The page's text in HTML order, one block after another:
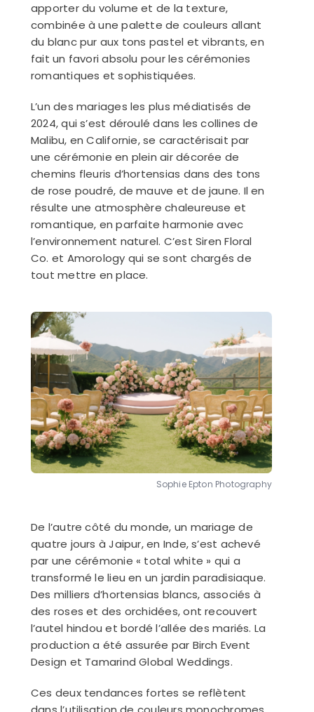
apporter du volume et de la texture,
combinée à une palette de couleurs allant
du blanc pur aux tons pastel et vibrants, en
fait un favori absolu pour les cérémonies
romantiques et sophistiquées.
L’un des mariages les plus médiatisés de
2024, qui s’est déroulé dans les collines de
Malibu, en Californie, se caractérisait par
une cérémonie en plein air décorée de
chemins fleuris d’hortensias dans des tons
de rose poudré, de mauve et de jaune. Il en
résulte une atmosphère chaleureuse et
romantique, en parfaite harmonie avec
l’environnement naturel. C’est Siren Floral
Co. et Amorology qui se sont chargés de
tout mettre en place.
Sophie Epton Photography
De l’autre côté du monde, un mariage de
quatre jours à Jaipur, en Inde, s’est achevé
par une cérémonie « total white » qui a
transformé le lieu en un jardin paradisiaque.
Des milliers d’hortensias blancs, associés à
des roses et des orchidées, ont recouvert
l’autel hindou et bordé l’allée des mariés. La
production a été assurée par Birch Event
Design et Tamarind Global Weddings.
Ces deux tendances fortes se reflètent